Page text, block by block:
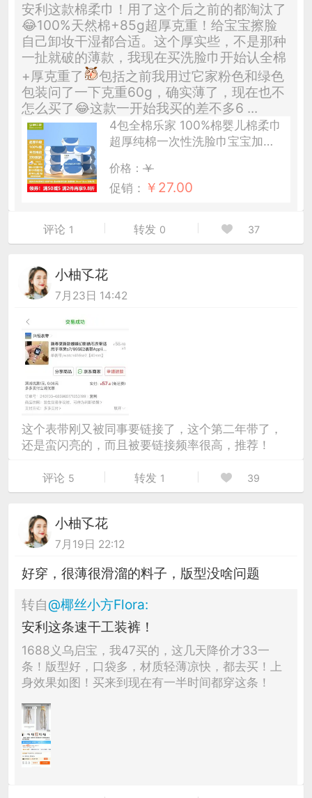
安利这款棉柔巾！用了这个后之前的都淘汰了
😂100%天然棉+85g超厚克重！给宝宝擦脸
自己卸妆干湿都合适。这个厚实些，不是那种
一扯就破的薄款，我现在买洗脸巾开始认全棉
+厚克重了
包括之前我用过它家粉色和绿色
包装问了一下克重60g，确实薄了，现在也不
怎么买了😂这款一开始我买的差不多6 ...
4包全棉乐家 100%棉婴儿棉柔巾
超厚纯棉一次性洗脸巾宝宝加厚
价格： ￥
促销： ￥ 27.00
评论 1 转发 0 37
小柚孓花
7月23日 14:42
这个表带刚又被同事要链接了，这个第二年带了，
还是蛮闪亮的，而且被要链接频率很高，推荐！
评论 5 转发 1 39
小柚孓花
7月19日 22:12
好穿，很薄很滑溜的料子，版型没啥问题
转自@椰丝小方Flora:
安利这条速干工装裤！
1688义乌启宝，我47买的，这几天降价才33一
条！版型好，口袋多，材质轻薄凉快，都去买！上
身效果如图！买来到现在有一半时间都穿这条！